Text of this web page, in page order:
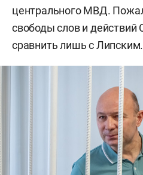
центрального МВД.
свободы слов и действий
сравнить лишь с Липским.